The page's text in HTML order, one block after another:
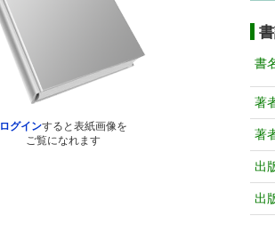
ログインすると表紙画像を
ご覧になれます
書
著
著
出
出